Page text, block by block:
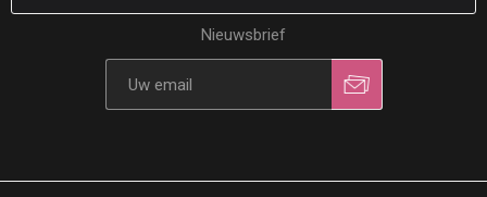
Nieuwsbrief